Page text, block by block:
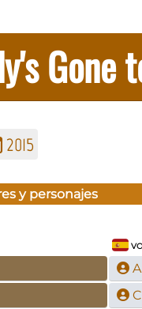
Gone
2015
y personajes